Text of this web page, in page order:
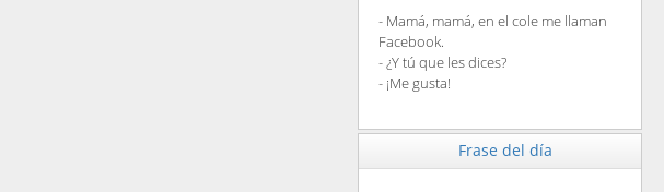
- Mamá, mamá, en el cole me llaman
Facebook.
- ¿Y tú que les dices?
- ¡Me gusta!
Frase del día